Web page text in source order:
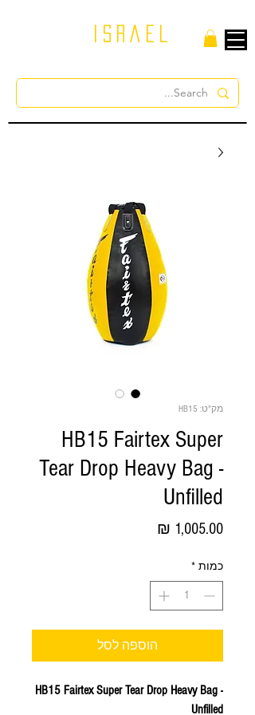
israel
מק"ט: HB15
HB15 Fairtex Super
Tear Drop Heavy Bag -
Unfilled
כמות *
הוספה לסל
HB15 Fairtex Super Tear Drop Heavy Bag -
Unfilled